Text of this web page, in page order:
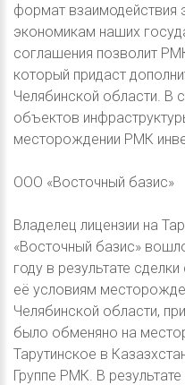
формат взаимодействия
экономикам наших
соглашения позволит
который придаст
Челябинской области. В
объектов
месторождении РМК
ООО «Восточный базис»
Владелец лицензии на
«Восточный базис»
году в результате
её условиям
Челябинской области,
было обменяно на
Тарутинское в
Группе РМК. В